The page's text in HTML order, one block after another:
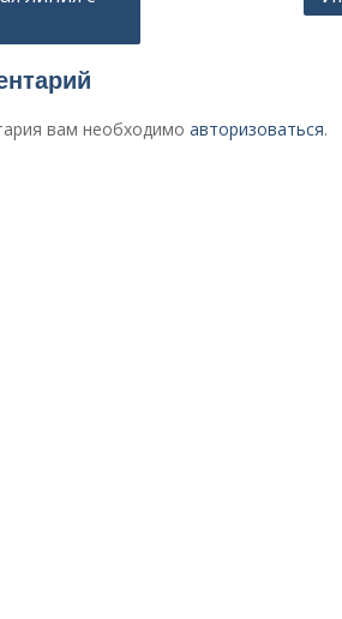
вам необходимо авторизоваться.